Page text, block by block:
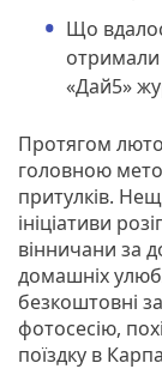
Що
отримали
«Дай5»
Протягом
головною
притулків.
ініціативи
вінничани за
домашніх
безкоштовні
фотосесію,
поїздку в